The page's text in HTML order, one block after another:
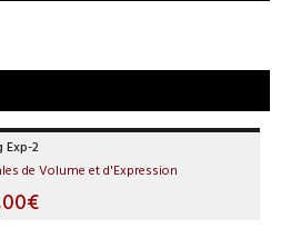
Exp-2
de Volume et d'Expression